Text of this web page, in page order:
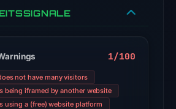
a
score,
a
probability.
1/100
not have many visitors
being iframed by another website
using a (free) website platform